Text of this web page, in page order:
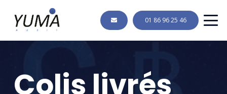
01 86 96 25 46
Colis livrés